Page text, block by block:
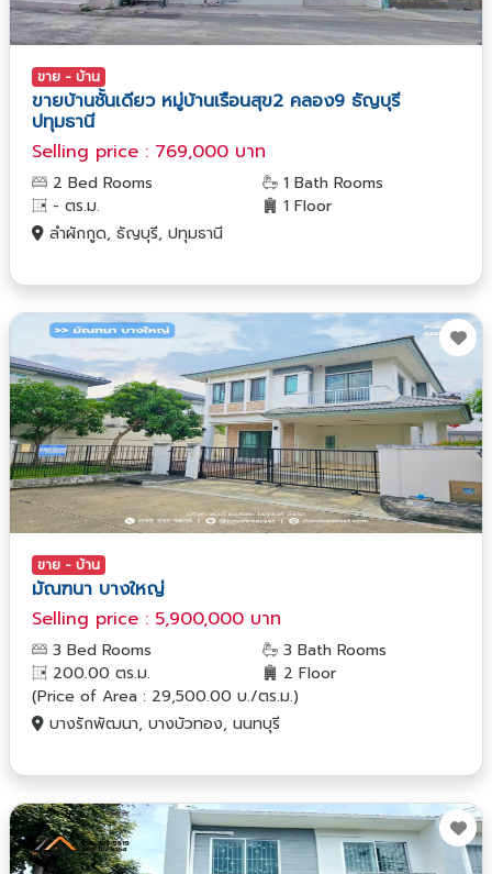
ขาย - บ้าน
ขายบ้านชั้นเดียว หมู่บ้านเรือนสุข2 คลอง9 ธัญบุรี
ปทุมธานี
Selling price : 769,000 บาท
2 Bed Rooms
1 Bath Rooms
- ตร.ม.
1 Floor
ลำผักกูด, ธัญบุรี, ปทุมธานี
ขาย - บ้าน
มัณฑนา บางใหญ่
Selling price : 5,900,000 บาท
3 Bed Rooms
3 Bath Rooms
200.00 ตร.ม.
2 Floor
(Price of Area : 29,500.00 บ./ตร.ม.)
บางรักพัฒนา, บางบัวทอง, นนทบุรี